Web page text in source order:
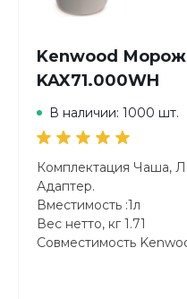
8 до 1 мм.
Kenwood
KAX71.000WH
В наличии: 1000 шт.
Комплектация Чаша,
Адаптер.
Вместимость :1л
Вес нетто, кг 1.71
Совместимость